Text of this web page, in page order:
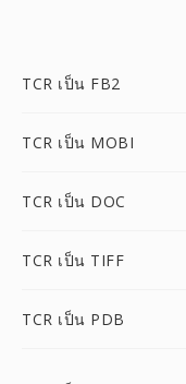
TCR เป็น FB2
TCR เป็น MOBI
TCR เป็น DOC
TCR เป็น TIFF
TCR เป็น PDB